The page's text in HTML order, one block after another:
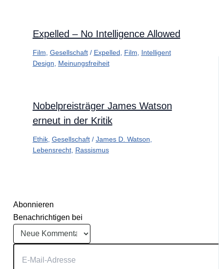
Expelled – No Intelligence Allowed
Film Gesellschaft/ Expelled Film
Intelligent
Design
Meinungsfreiheit
Nobelpreisträger James Watson
erneut in der Kritik
Ethik, Gesellschaft/ James D. Watson
Lebensrecht, Rassismus
Abonnieren
Benachrichtigen bei